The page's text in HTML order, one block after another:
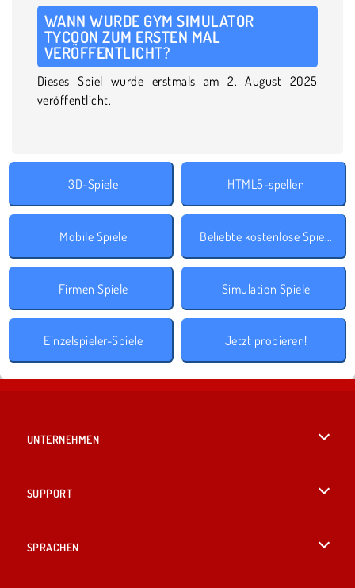
WANN WURDE GYM SIMULATOR
TYCOON ZUM ERSTEN MAL
VERÖFFENTLICHT?
Dieses Spiel wurde erstmals am 2. August 2025
veröffentlicht.
3D-Spiele HTML5-spellen
Mobile Spiele Beliebte kostenlose Spiele
Firmen Spiele Simulation Spiele
Einzelspieler-Spiele Jetzt probieren!
UNTERNEHMEN
SUPPORT
SPRACHEN